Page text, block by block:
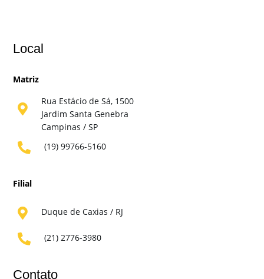
Local
Matriz

Rua Estácio de Sá, 1500
Jardim Santa Genebra
Campinas / SP
 (19) 99766-5160
Filial
 Duque de Caxias / RJ
 (21) 2776-3980
Contato